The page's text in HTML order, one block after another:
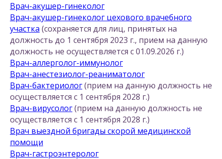
Врач-акушер-гинеколог
Врач-акушер-гинеколог цехового врачебного
участка (сохраняется для лиц, принятых на
должность до 1 сентября 2023 г., прием на данную
должность не осуществляется с 01.09.2026 г.)
Врач-аллерголог-иммунолог
Врач-анестезиолог-реаниматолог
Врач-бактериолог(прием на данную должность не
осуществляется с 1 сентября 2028 г.)
Врач-вирусолог(прием на данную должность не
осуществляется с 1 сентября 2028 г.)
Врач выездной бригады скорой медицинской
помощи
Врач-гастроэнтеролог